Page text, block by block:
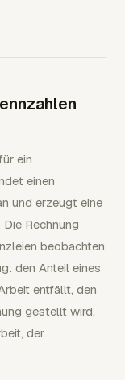
ein
einen
und erzeugt eine
Rechnung
beobachten
den Anteil eines
entfällt, den
gestellt wird,
der